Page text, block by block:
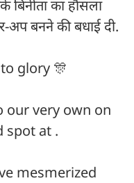
बिनीता का हौंसला
अप बनने की बधाई दी.
glory 🎊
our very own on
spot at .
mesmerized